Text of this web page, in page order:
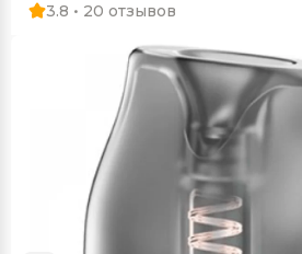
3.8 • 20 отзывов